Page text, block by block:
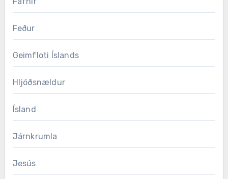
Feður
Geimfloti Íslands
Hljóðsnældur
Ísland
Járnkrumla
Jesús